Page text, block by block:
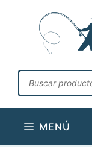
contenido
Búsqueda
de
productos
MENÚ